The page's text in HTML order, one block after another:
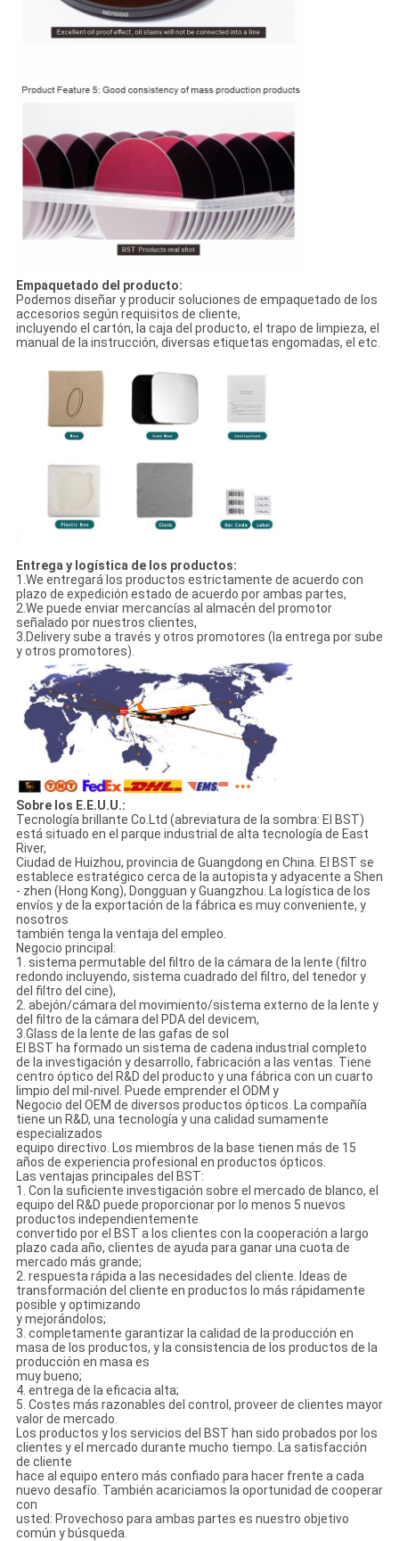
Empaquetado del producto:
Podemos diseñar y producir soluciones de empaquetado de los
accesorios según requisitos de cliente,
incluyendo el cartón, la caja del producto, el trapo de limpieza, el
manual de la instrucción, diversas etiquetas engomadas, el etc.
Entrega y logística de los productos:
1.We entregará los productos estrictamente de acuerdo con
plazo de expedición estado de acuerdo por ambas partes,
2.We puede enviar mercancías al almacén del promotor
señalado por nuestros clientes,
3.Delivery sube a través y otros promotores (la entrega por sube
y otros promotores).
Sobre los E.E.U.U.:
Tecnología brillante Co.Ltd (abreviatura de la sombra: El BST)
está situado en el parque industrial de alta tecnología de East
River,
Ciudad de Huizhou, provincia de Guangdong en China. El BST se
establece estratégico cerca de la autopista y adyacente a Shen
- zhen (Hong Kong), Dongguan y Guangzhou. La logística de los
envíos y de la exportación de la fábrica es muy conveniente, y
nosotros
también tenga la ventaja del empleo.
Negocio principal:
1. sistema permutable del filtro de la cámara de la lente (filtro
redondo incluyendo, sistema cuadrado del filtro, del tenedor y
del filtro del cine),
2. abejón/cámara del movimiento/sistema externo de la lente y
del filtro de la cámara del PDA del devicem,
3.Glass de la lente de las gafas de sol
El BST ha formado un sistema de cadena industrial completo
de la investigación y desarrollo, fabricación a las ventas. Tiene
centro óptico del R&D del producto y una fábrica con un cuarto
limpio del mil-nivel. Puede emprender el ODM y
Negocio del OEM de diversos productos ópticos. La compañía
tiene un R&D, una tecnología y una calidad sumamente
especializados
equipo directivo. Los miembros de la base tienen más de 15
años de experiencia profesional en productos ópticos.
Las ventajas principales del BST:
1. Con la suficiente investigación sobre el mercado de blanco, el
equipo del R&D puede proporcionar por lo menos 5 nuevos
productos independientemente
convertido por el BST a los clientes con la cooperación a largo
plazo cada año, clientes de ayuda para ganar una cuota de
mercado más grande;
2. respuesta rápida a las necesidades del cliente. Ideas de
transformación del cliente en productos lo más rápidamente
posible y optimizando
y mejorándolos;
3. completamente garantizar la calidad de la producción en
masa de los productos, y la consistencia de los productos de la
producción en masa es
muy bueno;
4. entrega de la eficacia alta;
5. Costes más razonables del control, proveer de clientes mayor
valor de mercado.
Los productos y los servicios del BST han sido probados por los
clientes y el mercado durante mucho tiempo. La satisfacción
de cliente
hace al equipo entero más confiado para hacer frente a cada
nuevo desafío. También acariciamos la oportunidad de cooperar
con
usted: Provechoso para ambas partes es nuestro objetivo
común y búsqueda.